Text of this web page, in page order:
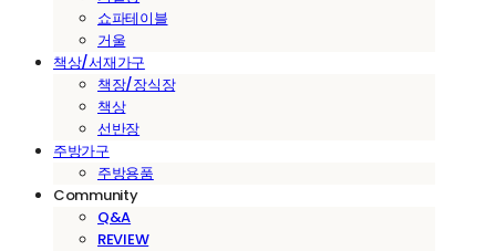
쇼파테이블
거울
책상/서재가구
책장/장식장
책상
선반장
주방가구
주방용품
Community
Q&A
REVIEW